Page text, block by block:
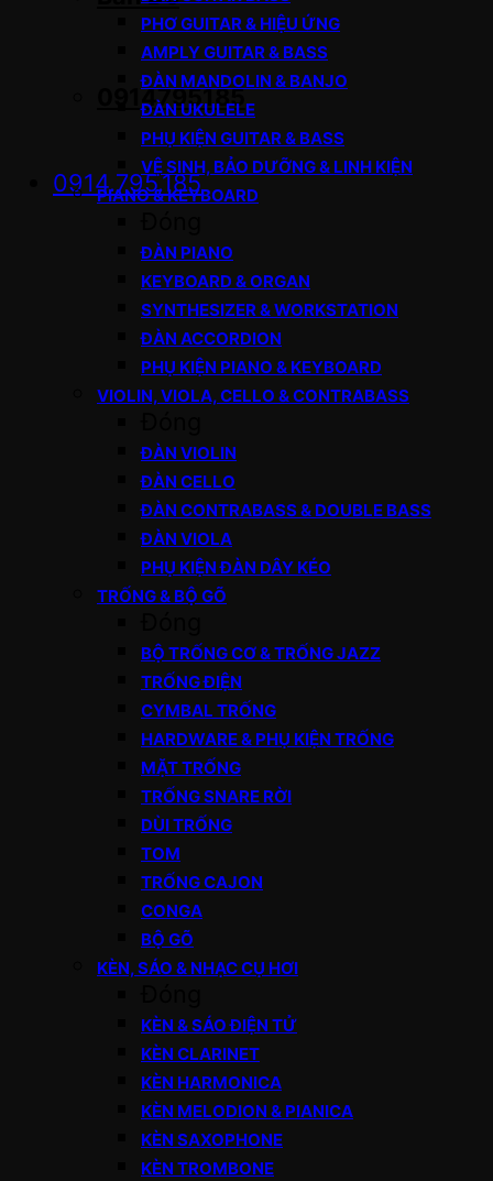
0914795185
0914.795.185
PHƠ GUITAR & HIỆU ỨNG
AMPLY GUITAR & BASS
ĐÀN MANDOLIN & BANJO
ĐÀN UKULELE
PHỤ KIỆN GUITAR & BASS
VỆ SINH, BẢO DƯỠNG & LINH KIỆN
PIANO & KEYBOARD
ĐÀN PIANO
KEYBOARD & ORGAN
SYNTHESIZER & WORKSTATION
ĐÀN ACCORDION
PHỤ KIỆN PIANO & KEYBOARD
VIOLIN, VIOLA, CELLO & CONTRABASS
ĐÀN VIOLIN
ĐÀN CELLO
ĐÀN CONTRABASS & DOUBLE BASS
ĐÀN VIOLA
PHỤ KIỆN ĐÀN DÂY KÉO
TRỐNG & BỘ GÕ
BỘ TRỐNG CƠ & TRỐNG JAZZ
TRỐNG ĐIỆN
CYMBAL TRỐNG
HARDWARE & PHỤ KIỆN TRỐNG
MẶT TRỐNG
TRỐNG SNARE RỜI
DÙI TRỐNG
TOM
TRỐNG CAJON
CONGA
BỘ GÕ
KÈN, SÁO & NHẠC CỤ HƠI
KÈN & SÁO ĐIỆN TỬ
KÈN CLARINET
KÈN HARMONICA
KÈN MELODION & PIANICA
KÈN SAXOPHONE
KÈN TROMBONE